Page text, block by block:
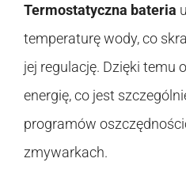
Termostatyczna bateria
temperaturę wody, co
jej regulację. Dzięki temu
energię, co jest
programów
zmywarkach.